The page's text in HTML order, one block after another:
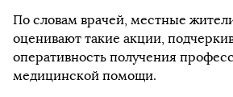
По словам врачей, местные
оценивают такие акции,
оперативность получения
медицинской помощи.